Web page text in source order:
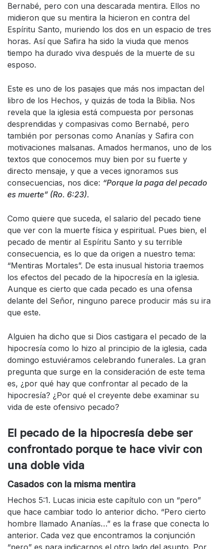
Bernabé, pero con una descarada mentira. Ellos no
midieron que su mentira la hicieron en contra del
Espíritu Santo, muriendo los dos en un espacio de tres
horas. Así que Safira ha sido la viuda que menos
tiempo ha durado viva después de la muerte de su
esposo.
Este es uno de los pasajes que más nos impactan del
libro de los Hechos, y quizás de toda la Biblia. Nos
revela que la iglesia está compuesta por personas
desprendidas y compasivas como Bernabé, pero
también por personas como Ananías y Safira con
motivaciones malsanas. Amados hermanos, uno de los
textos que conocemos muy bien por su fuerte y
directo mensaje, y que a veces ignoramos sus
consecuencias, nos dice: “Porque la paga del pecado
es muerte” (Ro. 6:23).
Como quiere que suceda, el salario del pecado tiene
que ver con la muerte física y espiritual. Pues bien, el
pecado de mentir al Espíritu Santo y su terrible
consecuencia, es lo que da origen a nuestro tema:
“Mentiras Mortales”. De esta inusual historia traemos
los efectos del pecado de la hipocresía en la iglesia.
Aunque es cierto que cada pecado es una ofensa
delante del Señor, ninguno parece producir más su ira
que este.
Alguien ha dicho que si Dios castigara el pecado de la
hipocresía como lo hizo al principio de la iglesia, cada
domingo estuviéramos celebrando funerales. La gran
pregunta que surge en la consideración de este tema
es, ¿por qué hay que confrontar al pecado de la
hipocresía? ¿Por qué el creyente debe examinar su
vida de este ofensivo pecado?
El pecado de la hipocresía debe ser
confrontado porque te hace vivir con
una doble vida
Casados con la misma mentira
Hechos 5:1. Lucas inicia este capítulo con un “pero”
que hace cambiar todo lo anterior dicho. “Pero cierto
hombre llamado Ananías…” es la frase que conecta lo
anterior. Cada vez que encontramos la conjunción
“pero” es para indicarnos el otro lado del asunto. Por